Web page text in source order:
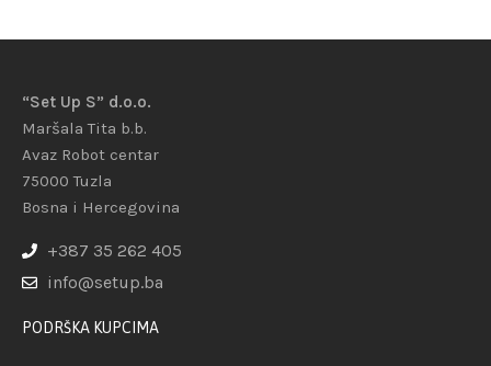
“Set Up S” d.o.o.
Maršala Tita b.b.
Avaz Robot centar
75000 Tuzla
Bosna i Hercegovina
+387 35 262 405
info@setup.ba
PODRŠKA KUPCIMA